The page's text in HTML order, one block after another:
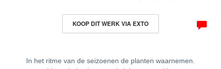
KOOP DIT WERK VIA EXTO
In het ritme van de seizoenen de planten waarnemen.